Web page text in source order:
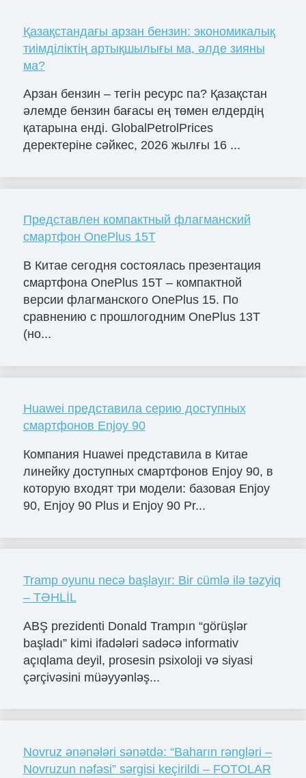
Қазақстандағы арзан бензин: экономикалық
тиімділіктің артықшылығы ма, әлде зияны
ма?
Арзан бензин – тегін ресурс па? Қазақстан
әлемде бензин бағасы ең төмен елдердің
қатарына енді. GlobalPetrolPrices
деректеріне сәйкес, 2026 жылғы 16 ...
Представлен компактный флагманский
смартфон OnePlus 15T
В Китае сегодня состоялась презентация
смартфона OnePlus 15T – компактной
версии флагманского OnePlus 15. По
сравнению с прошлогодним OnePlus 13T
(но...
Huawei представила серию доступных
смартфонов Enjoy 90
Компания Huawei представила в Китае
линейку доступных смартфонов Enjoy 90, в
которую входят три модели: базовая Enjoy
90, Enjoy 90 Plus и Enjoy 90 Pr...
Tramp oyunu necə başlayır: Bir cümlə ilə təzyiq
– TƏHLİL
ABŞ prezidenti Donald Trampın “görüşlər
başladı” kimi ifadələri sadəcə informativ
açıqlama deyil, prosesin psixoloji və siyasi
çərçivəsini müəyyənləş...
Novruz ənənələri sənətdə: “Baharın rəngləri –
Novruzun nəfəsi” sərgisi keçirildi – FOTOLAR